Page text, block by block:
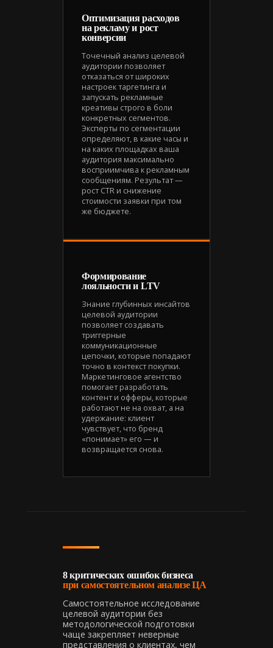
Оптимизация расходов
на рекламу и рост
конверсии
Точечный анализ целевой
аудитории позволяет
отказаться от широких
настроек таргетинга и
запускать рекламные
креативы строго в боли
конкретных сегментов.
Эксперты по сегментации
определяют, в какие часы и
на каких площадках ваша
аудитория максимально
восприимчива к рекламным
сообщениям. Результат —
рост CTR и снижение
стоимости заявки при том
же бюджете.
Формирование
лояльности и LTV
Знание глубинных инсайтов
целевой аудитории
позволяет создавать
триггерные
коммуникационные
цепочки, которые попадают
точно в контекст покупки.
Маркетинговое агентство
помогает разработать
контент и офферы, которые
работают не на охват, а на
удержание: клиент
чувствует, что бренд
«понимает» его — и
возвращается снова.
8 критических ошибок бизнеса
при самостоятельном анализе ЦА
Самостоятельное исследование
целевой аудитории без
методологической подготовки
чаще закрепляет неверные
представления о клиентах, чем